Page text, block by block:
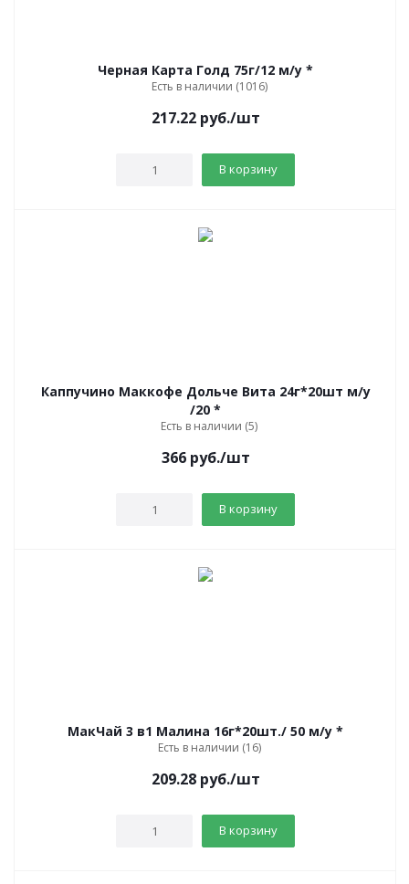
Черная Карта Голд 75г/12 м/у *
Есть в наличии (1016)
217.22руб./шт
В корзину
Каппучино Маккофе Дольче Вита 24г*20шт м/у
/20 *
Есть в наличии (5)
366руб./шт
В корзину
МакЧай 3 в1 Малина 16г*20шт./ 50 м/у *
Есть в наличии (16)
209.28руб./шт
В корзину